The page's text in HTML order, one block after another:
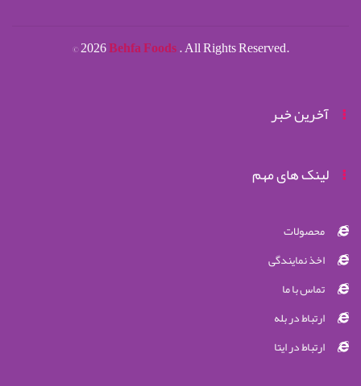
©2026Behfa Foods. All Rights Reserved.
آخرین خبر
لینک های مهم
محصولات
اخذ نمایندگی
تماس با ما
ارتباط در بله
ارتباط در ایتا